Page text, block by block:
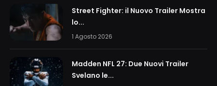
Street Fighter: il Nuovo Trailer Mostra
lo...
1 Agosto 2026
Madden NFL 27: Due Nuovi Trailer
Svelano le...